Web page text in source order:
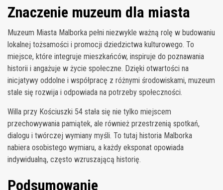
Znaczenie muzeum dla miasta
Muzeum Miasta Malborka pełni niezwykle ważną rolę w budowaniu
lokalnej tożsamości i promocji dziedzictwa kulturowego. To
miejsce, które integruje mieszkańców, inspiruje do poznawania
historii i angażuje w życie społeczne. Dzięki otwartości na
inicjatywy oddolne i współpracę z różnymi środowiskami, muzeum
stale się rozwija i odpowiada na potrzeby społeczności.
Willa przy Kościuszki 54 stała się nie tylko miejscem
przechowywania pamiątek, ale również przestrzenią spotkań,
dialogu i twórczej wymiany myśli. To tutaj historia Malborka
nabiera osobistego wymiaru, a każdy eksponat opowiada
indywidualną, często wzruszającą historię.
Podsumowanie